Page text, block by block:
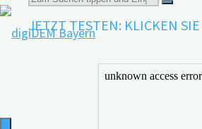
JETZT TESTEN: KLICKEN